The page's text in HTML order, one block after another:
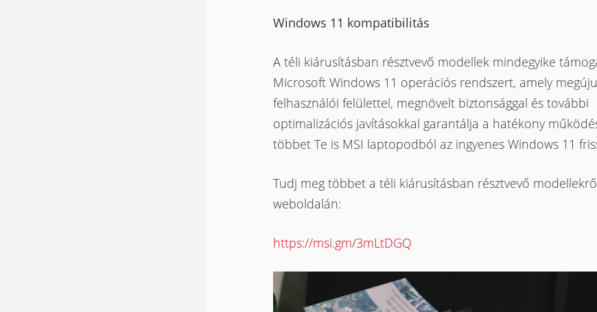
Windows 11 kompatibilitás
A téli kiárusításban résztvevő modellek mindegyike
Microsoft Windows 11 operációs rendszert, amely
felhasználói felülettel, megnövelt biztonsággal és további
optimalizációs javításokkal garantálja a hatékony
többet Te is MSI laptopodból az ingyenes Windows 11
Tudj meg többet a téli kiárusításban résztvevő
weboldalán:
https://msi.gm/3mLtDGQ